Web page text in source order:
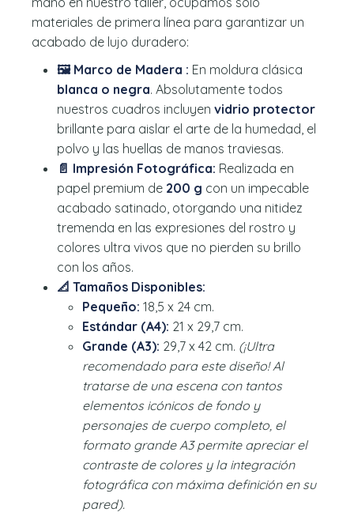
materiales de primera línea para garantizar un
acabado de lujo duradero:
🖼️ Marco de Madera : En moldura clásica
blanca o negra. Absolutamente todos
nuestros cuadros incluyen vidrio protector
brillante para aislar el arte de la humedad, el
polvo y las huellas de manos traviesas.
📄 Impresión Fotográfica: Realizada en
papel premium de 200 g con un impecable
acabado satinado, otorgando una nitidez
tremenda en las expresiones del rostro y
colores ultra vivos que no pierden su brillo
con los años.
📐 Tamaños Disponibles:
Pequeño: 18,5 x 24 cm.
Estándar (A4): 21 x 29,7 cm.
Grande (A3): 29,7 x 42 cm. (¡Ultra
recomendado para este diseño! Al
tratarse de una escena con tantos
elementos icónicos de fondo y
personajes de cuerpo completo, el
formato grande A3 permite apreciar el
contraste de colores y la integración
fotográfica con máxima definición en su
pared).